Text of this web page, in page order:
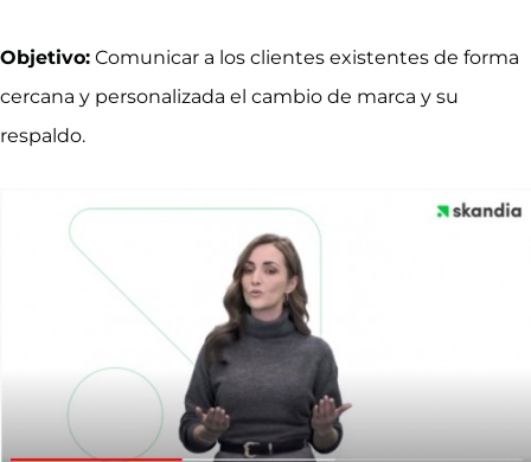
Objetivo: Comunicar a los clientes existentes de forma
cercana y personalizada el cambio de marca y su
respaldo.